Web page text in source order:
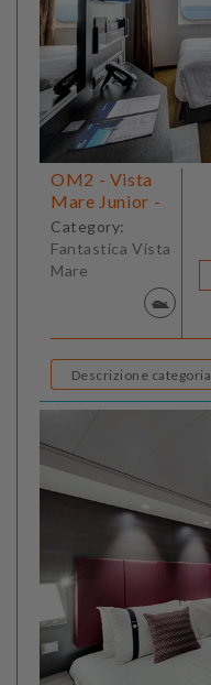
OM2 - Vista
Mare Junior -
Category:
Fantastica Vista
Mare
Descrizione categoria